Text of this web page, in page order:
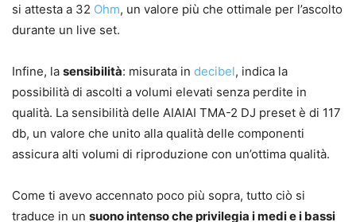
si attesta a 32 Ohm, un valore più che ottimale per l’ascolto
durante un live set.
Infine, la sensibilità: misurata in decibel, indica la
possibilità di ascolti a volumi elevati senza perdite in
qualità. La sensibilità delle AIAIAI TMA-2 DJ preset è di 117
db, un valore che unito alla qualità delle componenti
assicura alti volumi di riproduzione con un’ottima qualità.
Come ti avevo accennato poco più sopra, tutto ciò si
traduce in un suono intenso che privilegia i medi e i bassi